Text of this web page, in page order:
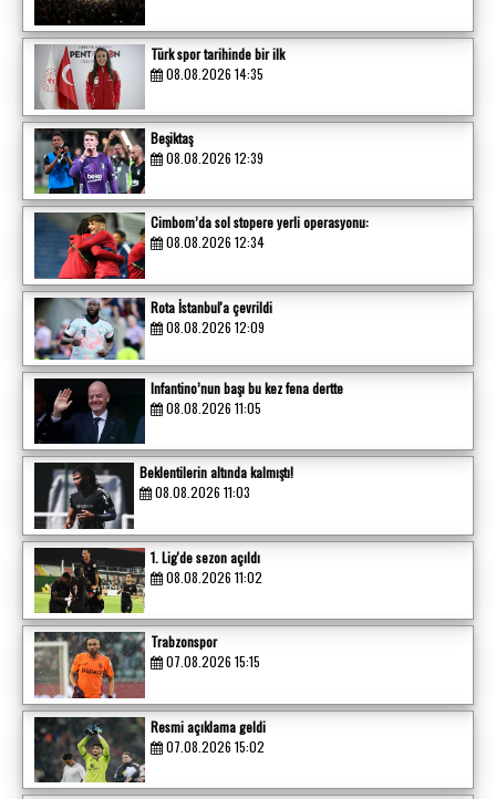
Türk spor tarihinde bir ilk
08.08.2026 14:35
Beşiktaş
08.08.2026 12:39
Cimbom’da sol stopere yerli operasyonu:
08.08.2026 12:34
Rota İstanbul'a çevrildi
08.08.2026 12:09
Infantino’nun başı bu kez fena dertte
08.08.2026 11:05
Beklentilerin altında kalmıştı!
08.08.2026 11:03
1. Lig'de sezon açıldı
08.08.2026 11:02
Trabzonspor
07.08.2026 15:15
Resmi açıklama geldi
07.08.2026 15:02